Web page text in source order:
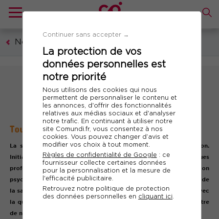
Continuer sans accepter →
La protection de vos
données personnelles est
notre priorité
Nous utilisons des cookies qui nous
permettent de personnaliser le contenu et
les annonces, d'offrir des fonctionnalités
relatives aux médias sociaux et d'analyser
notre trafic. En continuant à utiliser notre
site Comundi.fr, vous consentez à nos
cookies. Vous pouvez changer d’avis et
modifier vos choix à tout moment.
Règles de confidentialité de Google : ce
fournisseur collecte certaines données
pour la personnalisation et la mesure de
l'efficacité publicitaire.
Retrouvez notre politique de protection
des données personnelles en cliquant ici
Nos guides & livres blancs
Tout savoir sur la santé au travail
La santé au travail est une thématique en perpétuelle évolution.
Initialement centrée sur les facteurs physiques de risques
professionnels, elle englobe aujourd’hui une dimension
psychosociale et environnementale. Une approche plus positive de
la santé au travail a également vu le jour ces dernières années avec
la qualité de vie et des conditions de travail (QVCT), faisant naître
de nouvelles obligations chez les employeurs.